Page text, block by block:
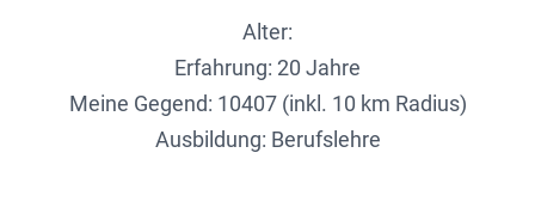
Alter:
Erfahrung: 20 Jahre
Meine Gegend: 10407 (inkl. 10 km Radius)
Ausbildung: Berufslehre